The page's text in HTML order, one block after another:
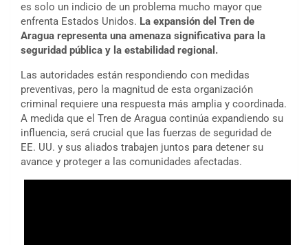
es solo un indicio de un problema mucho mayor que
enfrenta Estados Unidos. La expansión del Tren de
Aragua representa una amenaza significativa para la
seguridad pública y la estabilidad regional.
Las autoridades están respondiendo con medidas
preventivas, pero la magnitud de esta organización
criminal requiere una respuesta más amplia y coordinada.
A medida que el Tren de Aragua continúa expandiendo su
influencia, será crucial que las fuerzas de seguridad de
EE. UU. y sus aliados trabajen juntos para detener su
avance y proteger a las comunidades afectadas.